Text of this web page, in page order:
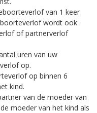
van 1 keer
wordt ook
of partnerverlof
uren van uw
op.
op binnen 6
kind.
van de moeder van
moeder van het kind als